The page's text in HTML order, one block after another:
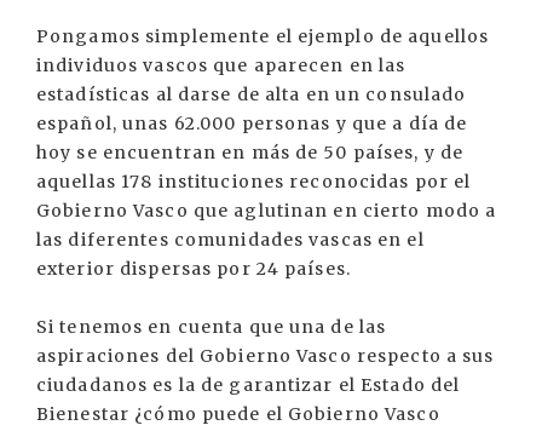
Pongamos simplemente el ejemplo de aquellos
individuos vascos que aparecen en las
estadísticas al darse de alta en un consulado
español, unas 62.000 personas y que a día de
hoy se encuentran en más de 50 países, y de
aquellas 178 instituciones reconocidas por el
Gobierno Vasco que aglutinan en cierto modo a
las diferentes comunidades vascas en el
exterior dispersas por 24 países.
Si tenemos en cuenta que una de las
aspiraciones del Gobierno Vasco respecto a sus
ciudadanos es la de garantizar el Estado del
Bienestar ¿cómo puede el Gobierno Vasco